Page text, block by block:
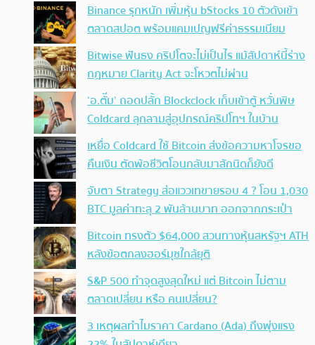
Binance รุกหนัก เพิ่มหุ้น bStocks 10 ตัวดังเข้า
ตลาดสปอต พร้อมแคมเปญฟรีค่าธรรมเนียม
Bitwise ฟันธง คริปโตจะไม่เป็นไร แม้สัปดาห์นี้ร่าง
กฎหมาย Clarity Act จะโหวตไม่ผ่าน
‘อ.ตั๊ม’ ถอดปลั้ก Blockclock เก็บเข้าตู้ หวั่นพิษ
Coldcard ลุกลามสู่อุปกรณ์คริปโทฯ ในบ้าน
เหยื่อ Coldcard ใช้ Bitcoin ส่งข้อความหาโจรขอ
คืนเงิน ตัดพ้อชีวิตโอนกลับมาสักนิดก็ยังดี
จับตา Strategy ส่อแววเทขายรอบ 4 ? โอน 1,030
BTC มูลค่าทะลุ 2 พันล้านบาท ออกจากกระเป๋า
Bitcoin ทรงตัว $64,000 สวนทางหุ้นสหรัฐฯ ATH
หลังข้อตกลงฮอร์มุซใกล้ยุติ
S&P 500 ทำจุดสูงสุดใหม่ แต่ Bitcoin ไม่ตาม
ตลาดเปลี่ยน หรือ คนเปลี่ยน?
3 เหตุผลทำไมราคา Cardano (Ada) ถึงพุ่งแรง